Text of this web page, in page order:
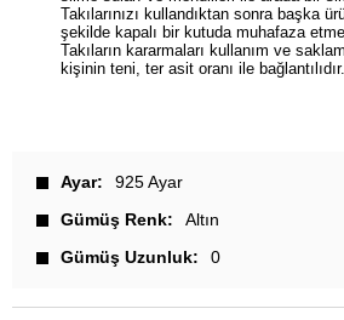
Takılarınızı kullandıktan sonra başka
şekilde kapalı bir kutuda muhafaza
Takıların kararmaları kullanım ve
kişinin teni, ter asit oranı ile bağlantılıdır.
Ayar
925 Ayar
Gümüş Renk
Altın
Gümüş Uzunluk
0